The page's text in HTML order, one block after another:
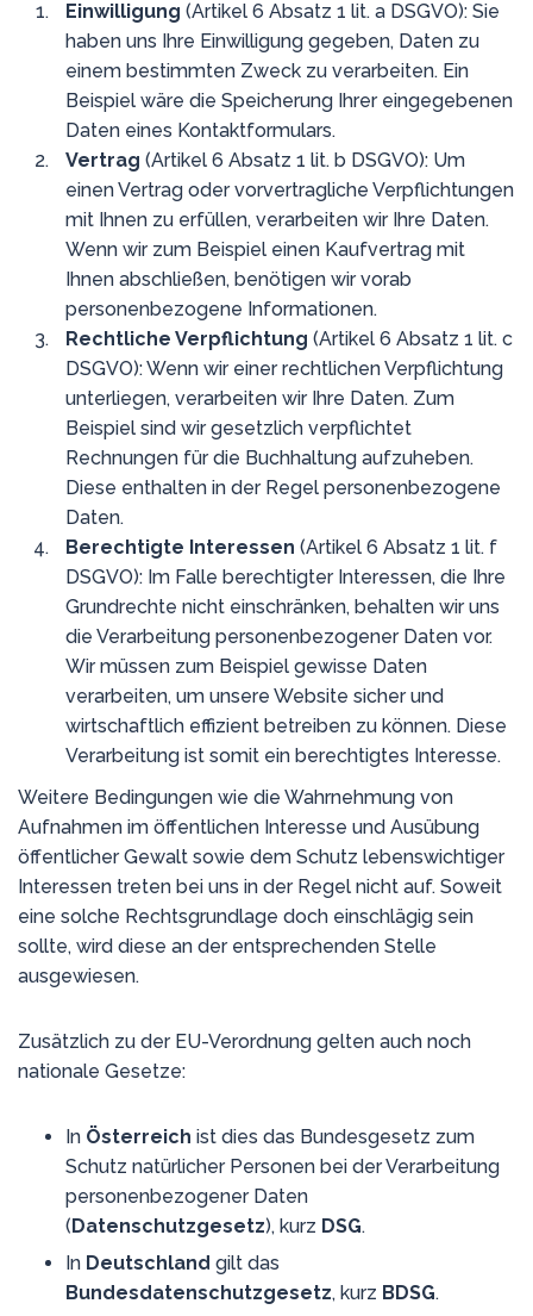
Einwilligung (Artikel 6 Absatz 1 lit. a DSGVO): Sie
haben uns Ihre Einwilligung gegeben, Daten zu
einem bestimmten Zweck zu verarbeiten. Ein
Beispiel wäre die Speicherung Ihrer eingegebenen
Daten eines Kontaktformulars.
Vertrag (Artikel 6 Absatz 1 lit. b DSGVO): Um
einen Vertrag oder vorvertragliche Verpflichtungen
mit Ihnen zu erfüllen, verarbeiten wir Ihre Daten.
Wenn wir zum Beispiel einen Kaufvertrag mit
Ihnen abschließen, benötigen wir vorab
personenbezogene Informationen.
Rechtliche Verpflichtung (Artikel 6 Absatz 1 lit. c
DSGVO): Wenn wir einer rechtlichen Verpflichtung
unterliegen, verarbeiten wir Ihre Daten. Zum
Beispiel sind wir gesetzlich verpflichtet
Rechnungen für die Buchhaltung aufzuheben.
Diese enthalten in der Regel personenbezogene
Daten.
Berechtigte Interessen (Artikel 6 Absatz 1 lit. f
DSGVO): Im Falle berechtigter Interessen, die Ihre
Grundrechte nicht einschränken, behalten wir uns
die Verarbeitung personenbezogener Daten vor.
Wir müssen zum Beispiel gewisse Daten
verarbeiten, um unsere Website sicher und
wirtschaftlich effizient betreiben zu können. Diese
Verarbeitung ist somit ein berechtigtes Interesse.
Weitere Bedingungen wie die Wahrnehmung von
Aufnahmen im öffentlichen Interesse und Ausübung
öffentlicher Gewalt sowie dem Schutz lebenswichtiger
Interessen treten bei uns in der Regel nicht auf. Soweit
eine solche Rechtsgrundlage doch einschlägig sein
sollte, wird diese an der entsprechenden Stelle
ausgewiesen.
Zusätzlich zu der EU-Verordnung gelten auch noch
nationale Gesetze:
In Österreich ist dies das Bundesgesetz zum
Schutz natürlicher Personen bei der Verarbeitung
personenbezogener Daten
(Datenschutzgesetz), kurz DSG.
In Deutschland gilt das
Bundesdatenschutzgesetz, kurz BDSG.